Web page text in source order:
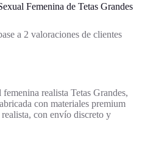
Femenina de Tetas Grandes
a 2 valoraciones de clientes
realista Tetas Grandes,
con materiales premium
con envío discreto y